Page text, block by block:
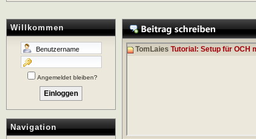
Willkommen
Angemeldet bleiben?
Navigation
TomLaies Tutorial: Setup für OCH